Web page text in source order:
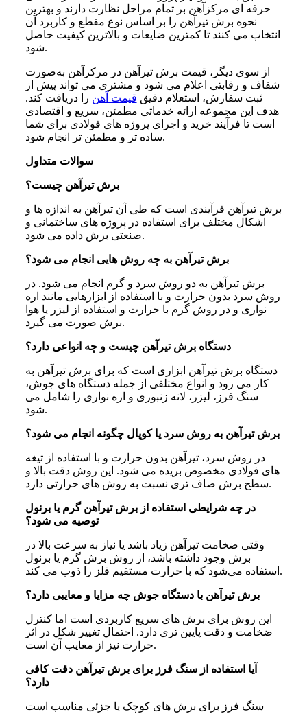
حرفه‌ ای مرکزآهن بر تمام مراحل نظارت دارند و بهترین
نحوه برش تیرآهن را بر اساس نوع مقطع و کاربرد آن
انتخاب می‌ کنند تا کمترین ضایعات و بالاترین کیفیت حاصل
شود.
از سوی دیگر، قیمت برش تیرآهن در مرکزآهن به‌صورت
شفاف و رقابتی اعلام می‌ شود و مشتری می‌ تواند پیش از
ثبت سفارش، استعلام دقیق قیمت آهن را دریافت کند.
هدف این مجموعه ارائه خدماتی مطمئن، سریع و اقتصادی
است تا فرآیند خرید و اجرای پروژه‌ های فولادی برای شما
ساده‌ تر و مطمئن‌ تر انجام شود.
سوالات متداول
برش تیرآهن چیست؟
برش تیرآهن فرآیندی است که طی آن تیرآهن به اندازه‌ ها و
اشکال مختلف برای استفاده در پروژه‌ های ساختمانی و
صنعتی برش داده می‌ شود.
برش تیرآهن به چه روش هایی انجام می شود؟
برش تیرآهن به دو روش سرد و گرم انجام می‌ شود. در
روش سرد بدون حرارت و با استفاده از ابزارهایی مانند اره
نواری و در روش گرم با حرارت و استفاده از لیزر یا هوا
برش صورت می‌ گیرد.
دستگاه برش تیرآهن چیست و چه انواعی دارد؟
دستگاه برش تیرآهن ابزاری است که برای برش تیرآهن به
کار می‌ رود و انواع مختلفی از جمله دستگاه‌ های جوش،
سنگ فرز، لیزر، لانه زنبوری و اره نواری را شامل می‌
شود.
برش تیرآهن به روش سرد یا کوپال چگونه انجام می‌ شود؟
در روش سرد، تیرآهن بدون حرارت و با استفاده از تیغه‌
های فولادی مخصوص بریده می‌ شود. این روش دقت بالا و
سطح برش صاف‌ تری نسبت به روش‌ های حرارتی دارد.
در چه شرایطی استفاده از برش تیرآهن گرم یا برنول
توصیه می‌ شود؟
وقتی ضخامت تیرآهن زیاد باشد یا نیاز به سرعت بالا در
برش وجود داشته باشد، از روش برش گرم یا برنول
استفاده می‌شود که با حرارت مستقیم فلز را ذوب می‌ کند.
برش تیرآهن با دستگاه جوش چه مزایا و معایبی دارد؟
این روش برای برش‌ های سریع کاربردی است اما کنترل
ضخامت و دقت پایین‌ تری دارد. احتمال تغییر شکل در اثر
حرارت نیز از معایب آن است.
آیا استفاده از سنگ فرز برای برش تیرآهن دقت کافی
دارد؟
سنگ فرز برای برش‌ های کوچک یا جزئی مناسب است